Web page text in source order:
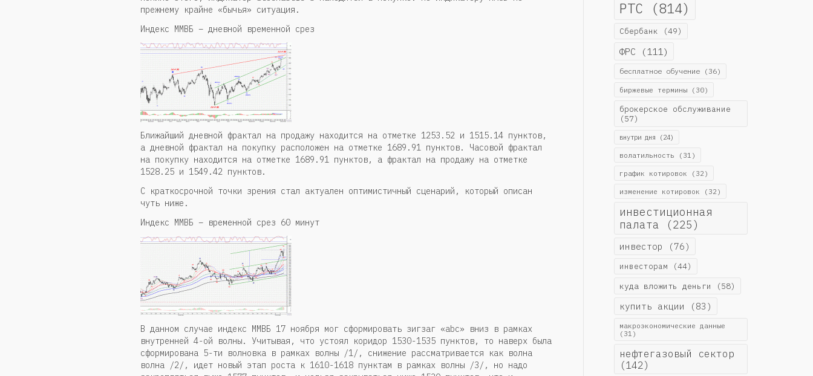
прежнему крайне «бычья» ситуация.
Индекс ММВБ – дневной временной срез
Ближайший дневной фрактал на продажу находится на отметке 1253.52 и 1515.14 пунктов,
а дневной фрактал на покупку расположен на отметке 1689.91 пунктов. Часовой фрактал
на покупку находится на отметке 1689.91 пунктов, а фрактал на продажу на отметке
1528.25 и 1549.42 пунктов.
С краткосрочной точки зрения стал актуален оптимистичный сценарий, который описан
чуть ниже.
Индекс ММВБ – временной срез 60 минут
В данном случае индекс ММВБ 17 ноября мог сформировать зигзаг «abc» вниз в рамках
внутренней 4-ой волны. Учитывая, что устоял коридор 1530-1535 пунктов, то наверх была
сформирована 5-ти волновка в рамках волны /1/, снижение рассматривается как волна
волна /2/, идет новый этап роста к 1610-1618 пунктам в рамках волны /3/, но надо
РТС (814)
Сбербанк (49)
ФРС (111)
бесплатное обучение(36)
биржевые термины(30)
брокерское обслуживание
(57)
внутри дня (24)
волатильность (31)
график котировок (32)
изменение котировок (32)
инвестиционная
палата (225)
инвестор (76)
инвесторам (44)
куда вложить деньги (58)
купить акции (83)
макроэкономические данные
(31)
нефтегазовый сектор
(142)